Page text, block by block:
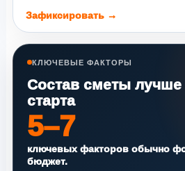
Зафиксировать →
КЛЮЧЕВЫЕ ФАКТОРЫ
Состав сметы лучше
старта
5–7
ключевых факторов обычно
бюджет.